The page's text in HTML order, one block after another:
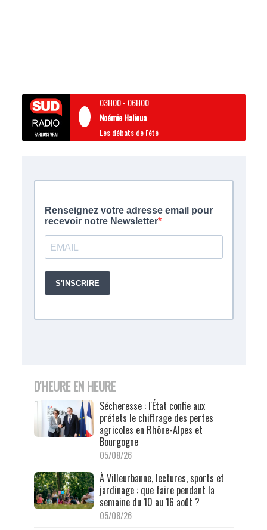
03H00- 06H00
Noémie Halioua
Les débats de l'été
D'HEURE EN HEURE
Sécheresse : l'État confie aux
préfets le chiffrage des pertes
agricoles en Rhône-Alpes et
Bourgogne
05/08/26
À Villeurbanne, lectures, sports et
jardinage : que faire pendant la
semaine du 10 au 16 août ?
05/08/26